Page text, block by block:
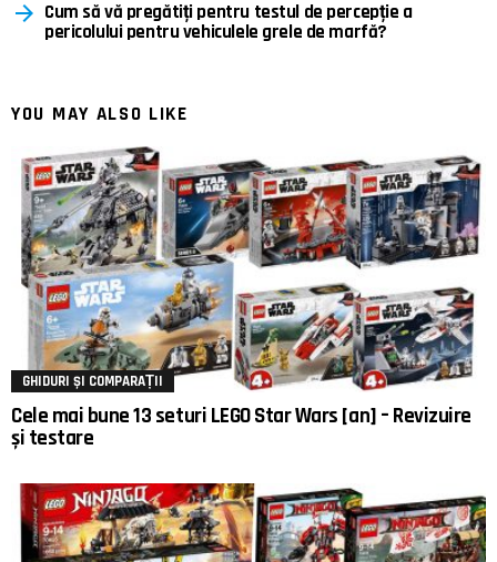
Cum să vă pregătiți pentru testul de percepție a
pericolului pentru vehiculele grele de marfă?
YOU MAY ALSO LIKE
GHIDURI ȘI COMPARAȚII
Cele mai bune 13 seturi LEGO Star Wars [an] – Revizuire
și testare